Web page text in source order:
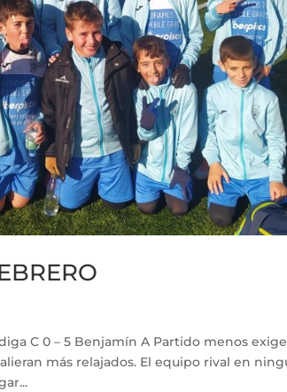
C 0 – 5 Benjamín A Partido menos
más relajados. El equipo rival en